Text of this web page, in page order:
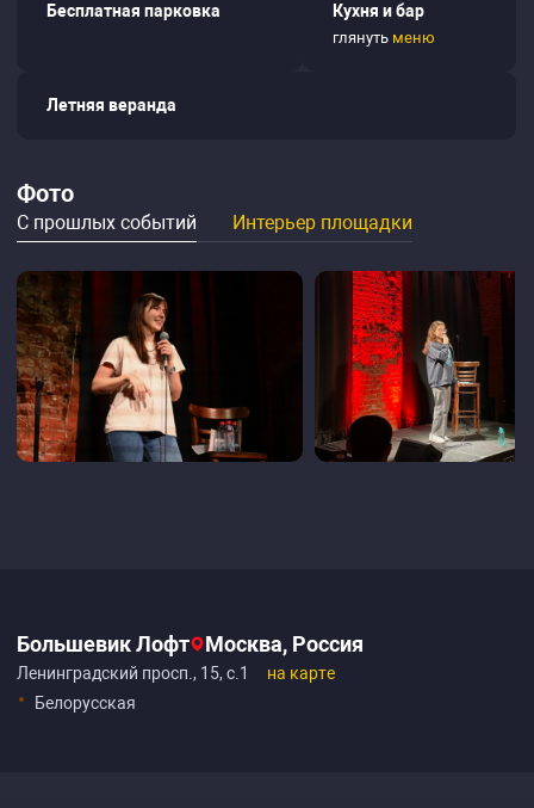
Бесплатная парковка Кухня и бар
глянуть меню
Летняя веранда
Фото
С прошлых событий Интерьер площадки
Большевик Лофт Москва, Россия
Ленинградский просп., 15, с.1
на карте
Белорусская